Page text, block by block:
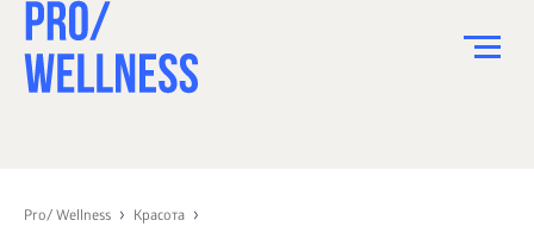
Pro/ Wellness
Красота
СПОРТ